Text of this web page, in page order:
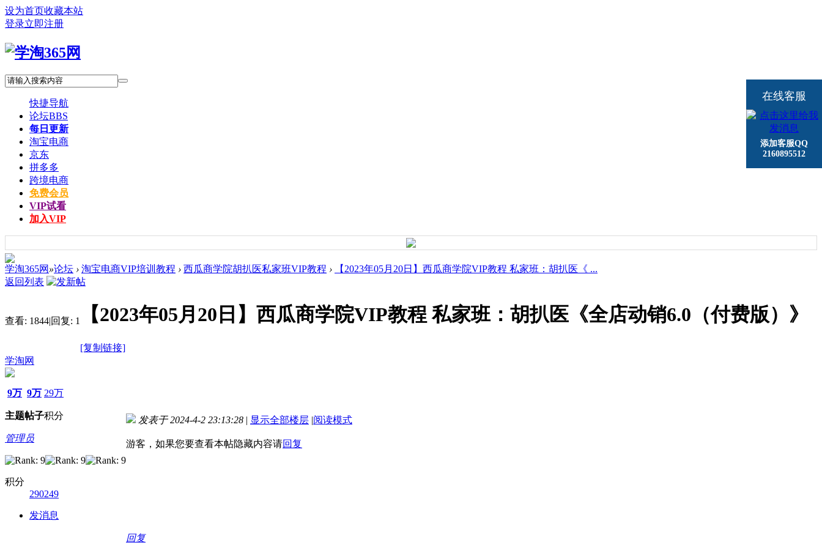
设为首页收藏本站
登录立即注册
快捷导航
论坛BBS
每日更新
淘宝电商
京东
拼多多
跨境电商
免费会员
VIP试看
加入VIP
学淘365网 »论坛 › 淘宝电商VIP培训教程 › 西瓜商学院胡扒医私家班VIP教程 ›
【2023年05月20日】西瓜商学院VIP教程 私家班：胡扒医《 ...
返回列表
查看: 1844|回复: 1 【2023年05月20日】西瓜商学院VIP教程 私家班：胡扒医《全店动销6.0（付费版）》
[复制链接]
学淘网
9万
主题
9万
帖子
29万
积分
管理员
积分
290249
发消息
发表于 2024-4-2 23:13:28 | 显示全部楼层 |阅读模式
游客，如果您要查看本帖隐藏内容请回复
回复
在线客服
添加客服QQ
2160895512